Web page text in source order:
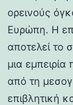
ορεινούς
Ευρώπη. Η
αποτελεί το
μια
από τη
επιβλητική